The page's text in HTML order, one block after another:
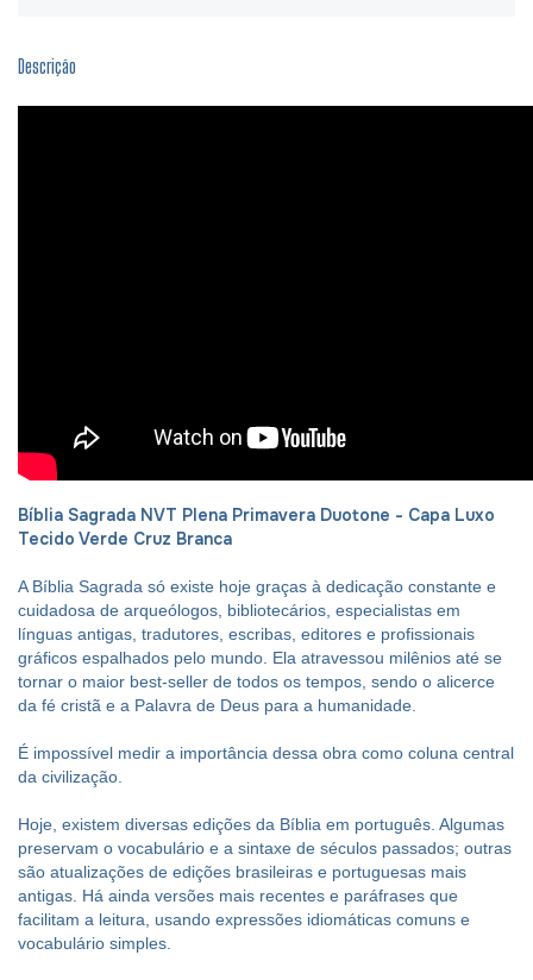
Descrição
Bíblia Sagrada NVT Plena Primavera Duotone - Capa Luxo
Tecido Verde Cruz Branca
A Bíblia Sagrada só existe hoje graças à dedicação constante e
cuidadosa de arqueólogos, bibliotecários, especialistas em
línguas antigas, tradutores, escribas, editores e profissionais
gráficos espalhados pelo mundo. Ela atravessou milênios até se
tornar o maior best-seller de todos os tempos, sendo o alicerce
da fé cristã e a Palavra de Deus para a humanidade.
É impossível medir a importância dessa obra como coluna central
da civilização.
Hoje, existem diversas edições da Bíblia em português. Algumas
preservam o vocabulário e a sintaxe de séculos passados; outras
são atualizações de edições brasileiras e portuguesas mais
antigas. Há ainda versões mais recentes e paráfrases que
facilitam a leitura, usando expressões idiomáticas comuns e
vocabulário simples.